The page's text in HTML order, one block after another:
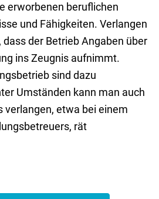
erworbenen beruflichen
und Fähigkeiten. Verlangen
dass der Betrieb Angaben über
ins Zeugnis aufnimmt.
sind dazu
Umständen kann man auch
verlangen, etwa bei einem
rät